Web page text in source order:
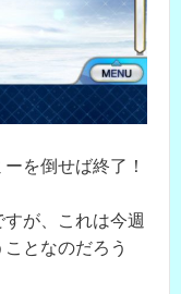
を倒せば終了！
が、これは今週
となのだろう